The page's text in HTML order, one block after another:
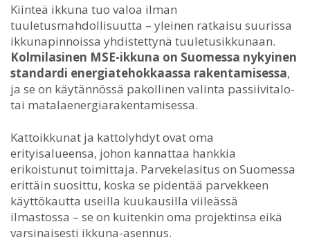
Kiinteä ikkuna tuo valoa ilman
tuuletusmahdollisuutta – yleinen ratkaisu suurissa
ikkunapinnoissa yhdistettynä tuuletusikkunaan.
Kolmilasinen MSE-ikkuna on Suomessa nykyinen
standardi energiatehokkaassa rakentamisessa,
ja se on käytännössä pakollinen valinta passiivitalo-
tai matalaenergiarakentamisessa.
Kattoikkunat ja kattolyhdyt ovat oma
erityisalueensa, johon kannattaa hankkia
erikoistunut toimittaja. Parvekelasitus on Suomessa
erittäin suosittu, koska se pidentää parvekkeen
käyttökautta useilla kuukausilla viileässä
ilmastossa – se on kuitenkin oma projektinsa eikä
varsinaisesti ikkuna-asennus.